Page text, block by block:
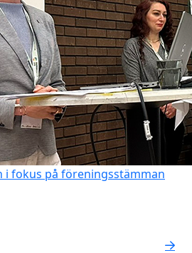
i fokus på föreningsstämman